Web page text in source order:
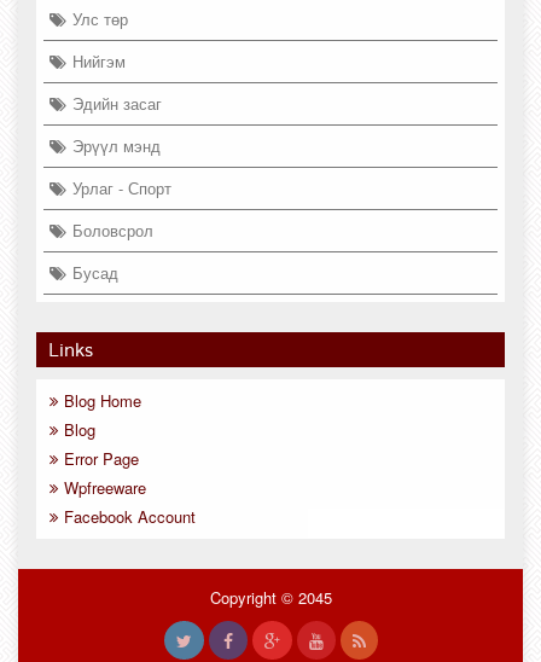
Улс төр
Нийгэм
Эдийн засаг
Эрүүл мэнд
Урлаг - Спорт
Боловсрол
Бусад
Links
Blog Home
Blog
Error Page
Wpfreeware
Facebook Account
Copyright © 2045